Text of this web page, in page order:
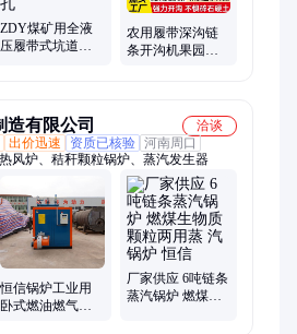
ZDY煤矿用全液
压履带式坑道钻
农用履带深沟链
条开沟机果园农
造有限公司
洽谈
出价迅速 资质已核验 河南周口
风炉、秸秆颗粒锅炉、蒸汽发生器
恒信锅炉工业用
卧式燃油燃气蒸
厂家供应 6吨链条
蒸汽锅炉 燃煤生